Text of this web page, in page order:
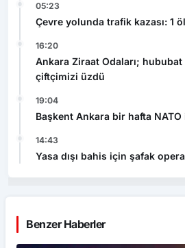
05:23
Çevre yolunda trafik kazası: 1
16:20
Ankara Ziraat Odaları; hububat
çiftçimizi üzdü
19:04
Başkent Ankara bir hafta
14:43
Yasa dışı bahis için şafak
Benzer Haberler